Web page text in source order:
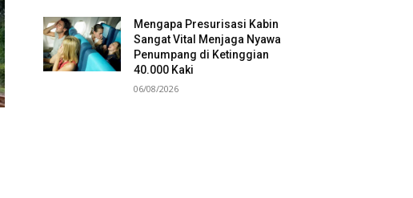
Mengapa Presurisasi Kabin
Sangat Vital Menjaga Nyawa
Penumpang di Ketinggian
40.000 Kaki
06/08/2026